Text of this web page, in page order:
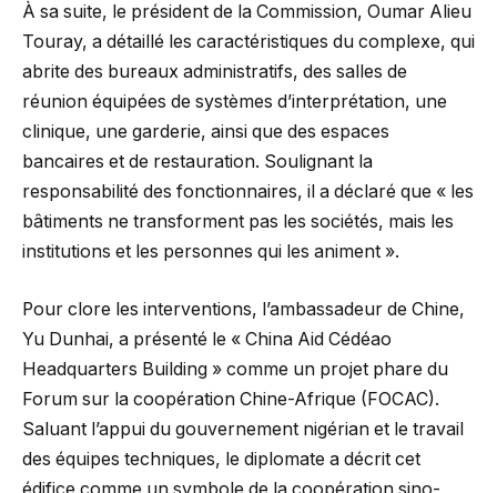
À sa suite, le président de la Commission, Oumar Alieu
Touray, a détaillé les caractéristiques du complexe, qui
abrite des bureaux administratifs, des salles de
réunion équipées de systèmes d’interprétation, une
clinique, une garderie, ainsi que des espaces
bancaires et de restauration. Soulignant la
responsabilité des fonctionnaires, il a déclaré que « les
bâtiments ne transforment pas les sociétés, mais les
institutions et les personnes qui les animent ».
Pour clore les interventions, l’ambassadeur de Chine,
Yu Dunhai, a présenté le « China Aid Cédéao
Headquarters Building » comme un projet phare du
Forum sur la coopération Chine-Afrique (FOCAC).
Saluant l’appui du gouvernement nigérian et le travail
des équipes techniques, le diplomate a décrit cet